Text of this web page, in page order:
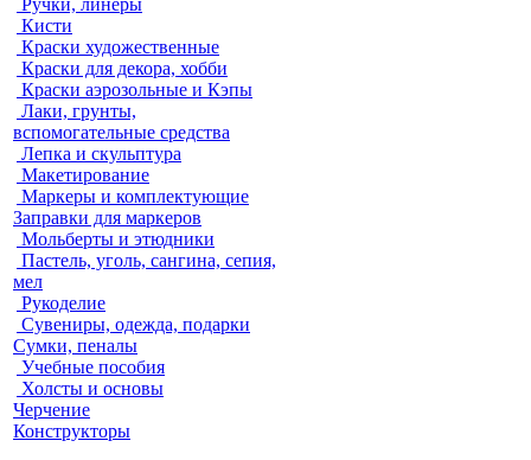
Ручки, линеры
Кисти
Краски художественные
Краски для декора, хобби
Краски аэрозольные и Кэпы
Лаки, грунты,
вспомогательные средства
Лепка и скульптура
Макетирование
Маркеры и комплектующие
Заправки для маркеров
Мольберты и этюдники
Пастель, уголь, сангина, сепия,
мел
Рукоделие
Сувениры, одежда, подарки
Сумки, пеналы
Учебные пособия
Холсты и основы
Черчение
Конструкторы